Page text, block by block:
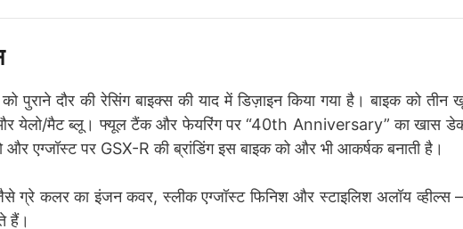
दौर की रेसिंग बाइक्स की याद में डिज़ाइन किया गया है। बाइक को तीन
और येलो/मैट ब्लू। फ्यूल टैंक और फेयरिंग पर “40th Anniversary” का खास
और एग्जॉस्ट पर GSX-R की ब्रांडिंग इस बाइक को और भी आकर्षक बनाती है।
ग्रे कलर का इंजन कवर, स्लीक एग्जॉस्ट फिनिश और स्टाइलिश अलॉय व्हील्स
हैं।